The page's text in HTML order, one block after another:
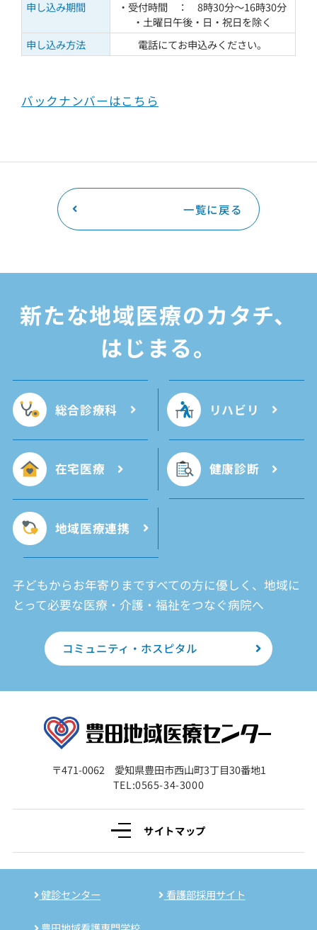
申し込み期間
・受付時間 ： 8時30分〜16時30分
・土曜日午後・日・祝日を除く
申し込み方法
電話にてお申込みください。
バックナンバーはこちら
一覧に戻る
新たな地域医療のカタチ、
はじまる。
総合診療科 リハビリ
在宅医療 健康診断
地域医療連携
子どもからお年寄りまですべての方に優しく、地域に
とって必要な医療・介護・福祉をつなぐ病院へ
コミュニティ・ホスピタル
〒471-0062 愛知県豊田市西山町3丁目30番地1
TEL:0565-34-3000
サイトマップ
健診センター 看護部採用サイト